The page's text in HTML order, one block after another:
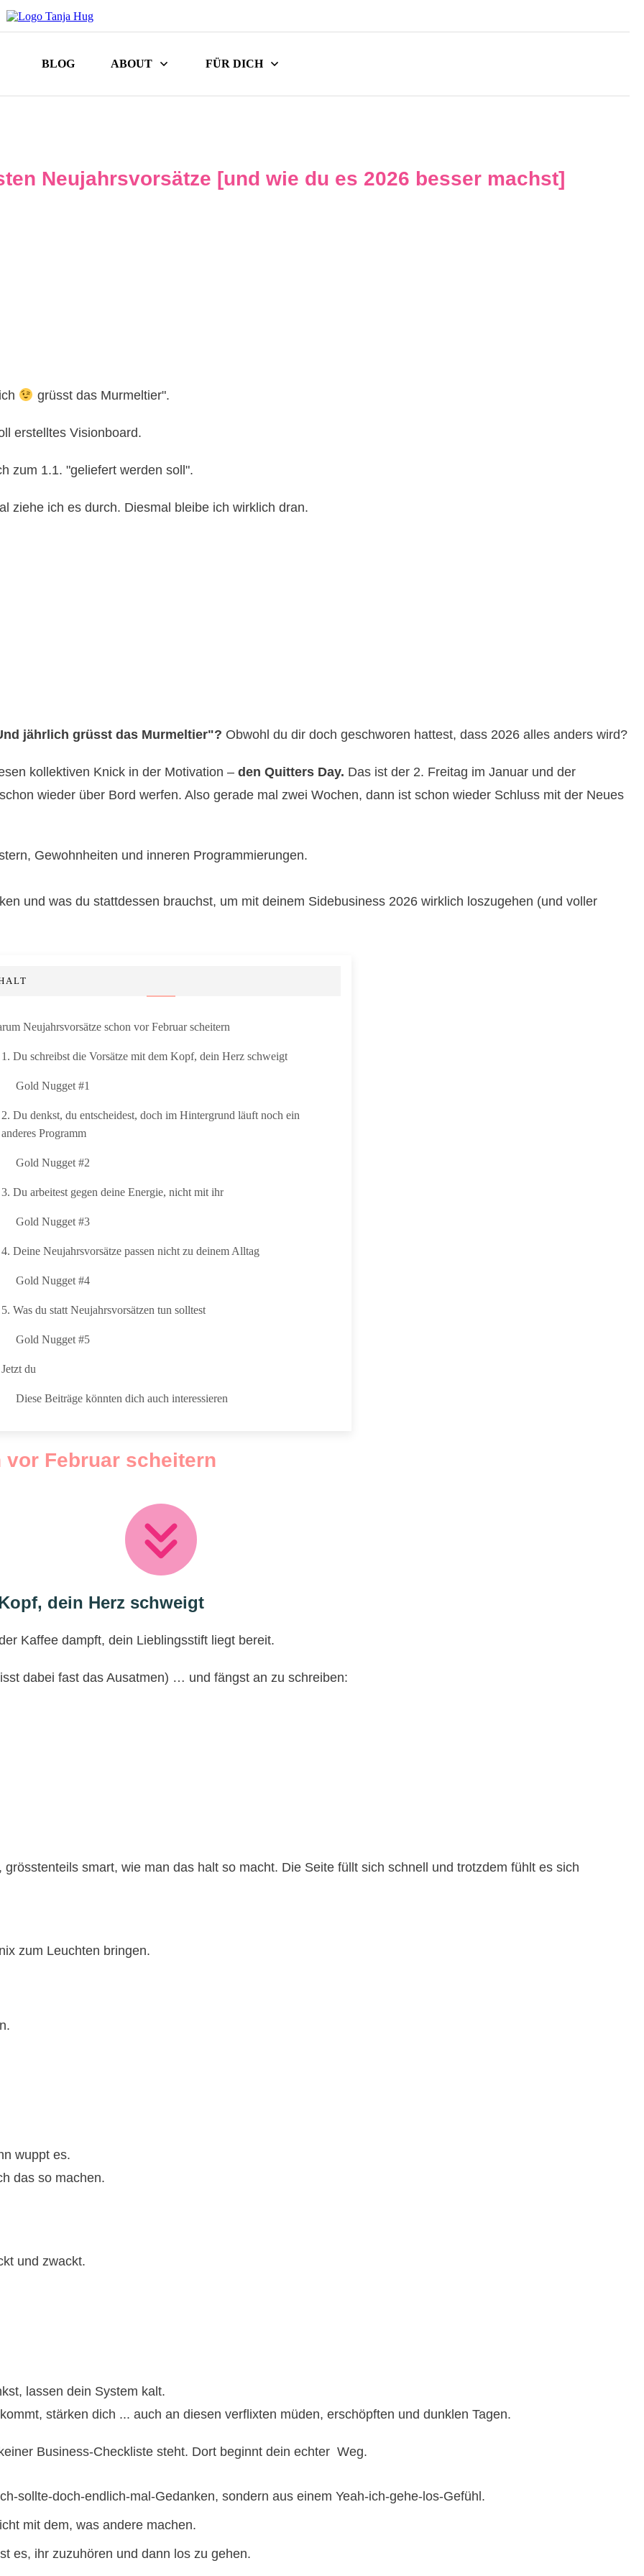
BLOG ABOUT FÜR DICH
Neujahrsvorsätze [und wie du es 2026 besser machst]
grüsst das Murmeltier".
erstelltes Visionboard.
zum 1.1. "geliefert werden soll".
ziehe ich es durch. Diesmal bleibe ich wirklich dran.
jährlich grüsst das Murmeltier"? Obwohl du dir doch geschworen hattest, dass 2026 alles anders wird?
kollektiven Knick in der Motivation – den Quitters Day. Das ist der 2. Freitag im Januar und der
wieder über Bord werfen. Also gerade mal zwei Wochen, dann ist schon wieder Schluss mit der Neues
Gewohnheiten und inneren Programmierungen.
und was du stattdessen brauchst, um mit deinem Sidebusiness 2026 wirklich loszugehen (und voller
Neujahrsvorsätze schon vor Februar scheitern
1. Du schreibst die Vorsätze mit dem Kopf, dein Herz schweigt
Gold Nugget #1
2. Du denkst, du entscheidest, doch im Hintergrund läuft noch ein
anderes Programm
Gold Nugget #2
3. Du arbeitest gegen deine Energie, nicht mit ihr
Gold Nugget #3
4. Deine Neujahrsvorsätze passen nicht zu deinem Alltag
Gold Nugget #4
5. Was du statt Neujahrsvorsätzen tun solltest
Gold Nugget #5
Jetzt du
Diese Beiträge könnten dich auch interessieren
Februar scheitern
dein Herz schweigt
Kaffee dampft, dein Lieblingsstift liegt bereit.
dabei fast das Ausatmen) … und fängst an zu schreiben:
smart, wie man das halt so macht. Die Seite füllt sich schnell und trotzdem fühlt es sich
zum Leuchten bringen.
wuppt es.
das so machen.
und zwackt.
lassen dein System kalt.
stärken dich ... auch an diesen verflixten müden, erschöpften und dunklen Tagen.
Business-Checkliste steht. Dort beginnt dein echter Weg.
sollte-doch-endlich-mal-Gedanken, sondern aus einem Yeah-ich-gehe-los-Gefühl.
mit dem, was andere machen.
es, ihr zuzuhören und dann los zu gehen.